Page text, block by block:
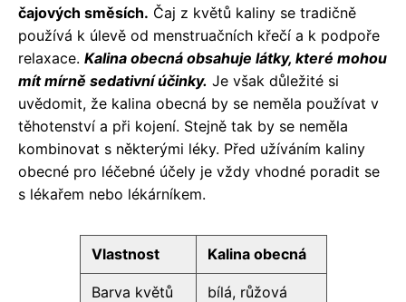
čajových směsích. Čaj z květů kaliny se tradičně
používá k úlevě od menstruačních křečí a k podpoře
relaxace. Kalina obecná obsahuje látky, které mohou
mít mírně sedativní účinky. Je však důležité si
uvědomit, že kalina obecná by se neměla používat v
těhotenství a při kojení. Stejně tak by se neměla
kombinovat s některými léky. Před užíváním kaliny
obecné pro léčebné účely je vždy vhodné poradit se
s lékařem nebo lékárníkem.
Vlastnost Kalina obecná
Barva květů bílá, růžová